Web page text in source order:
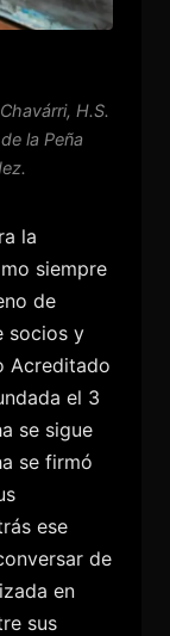
H.S.
la Peña
la
siempre
de
socios y
Acreditado
el 3
se sigue
se firmó
ese
de
en
sus